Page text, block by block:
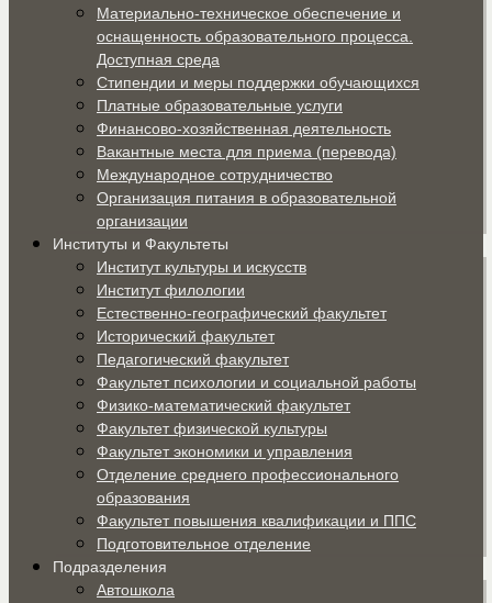
Материально-техническое обеспечение и
оснащенность образовательного процесса.
Доступная среда
Стипендии и меры поддержки обучающихся
Платные образовательные услуги
Финансово-хозяйственная деятельность
Вакантные места для приема (перевода)
Международное сотрудничество
Организация питания в образовательной
организации
Институты и Факультеты
Институт культуры и искусств
Институт филологии
Естественно-географический факультет
Исторический факультет
Педагогический факультет
Факультет психологии и социальной работы
Физико-математический факультет
Факультет физической культуры
Факультет экономики и управления
Отделение среднего профессионального
образования
Факультет повышения квалификации и ППС
Подготовительное отделение
Подразделения
Автошкола